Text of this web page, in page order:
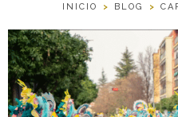
INICIO > BLOG >